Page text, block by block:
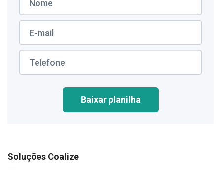
Baixar planilha
Soluções Coalize